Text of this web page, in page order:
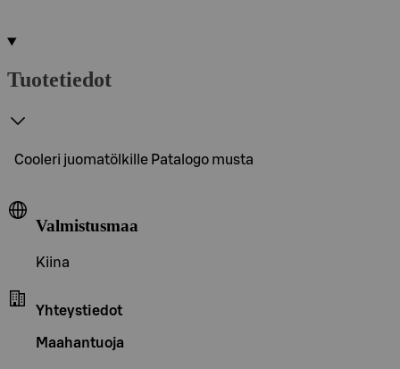
Tuotetiedot
Cooleri juomatölkille Patalogo musta
Valmistusmaa
Kiina
Yhteystiedot
Maahantuoja